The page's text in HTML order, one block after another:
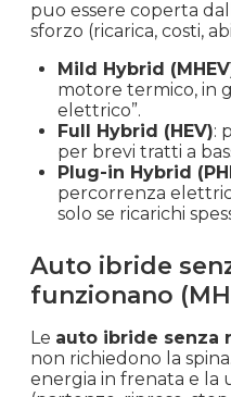
puo essere coperta
sforzo (ricarica, costi,
Mild Hybrid
motore termico, in
elettrico”.
Full Hybrid (HEV):
per brevi tratti a
Plug-in Hybrid
percorrenza
solo se ricarichi
Auto ibride
funzionano
Le auto ibride senza
non richiedono la
energia in frenata e la